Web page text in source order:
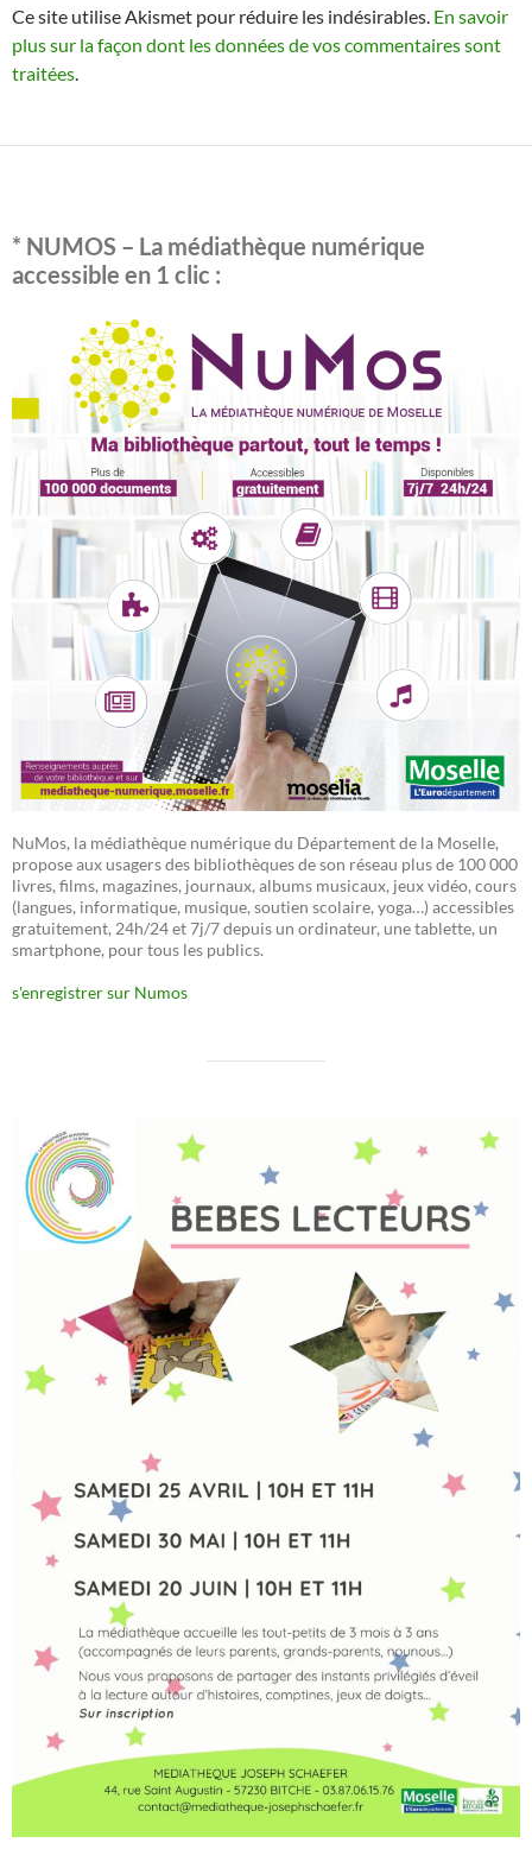
Ce site utilise Akismet pour réduire les indésirables. En savoir
plus sur la façon dont les données de vos commentaires sont
traitées
* NUMOS – La médiathèque numérique
accessible en 1 clic :
NuMos, la médiathèque numérique du Département de la Moselle,
propose aux usagers des bibliothèques de son réseau plus de 100 000
livres, films, magazines, journaux, albums musicaux, jeux vidéo, cours
(langues, informatique, musique, soutien scolaire, yoga…) accessibles
gratuitement, 24h/24 et 7j/7 depuis un ordinateur, une tablette, un
smartphone, pour tous les publics.
s'enregistrer sur Numos